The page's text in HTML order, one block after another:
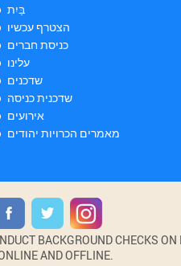
בַּיִת
הצטרף עכשיו
כניסת חברים
עלינו
שדכנים
שדכנית כניסה
אירועים
מאמרים הכרויות יהודים
BACKGROUND CHECKS
AND OFFLINE.